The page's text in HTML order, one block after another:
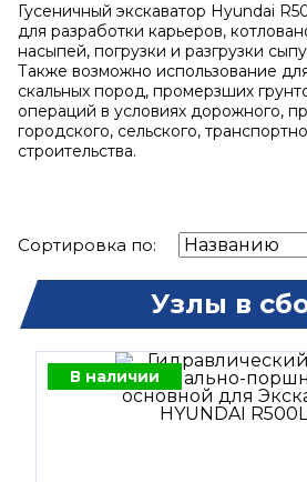
Гусеничный экскаватор Hyundai
для разработки карьеров,
насыпей, погрузки и разгрузки
Также возможно использование
скальных пород, промерзших
операций в условиях дорожного,
городского, сельского,
строительства.
Сортировка по:
Узлы в
В наличии